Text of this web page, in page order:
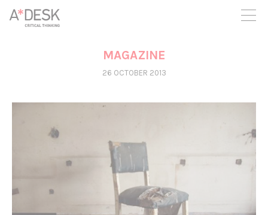
you believe in A*DESK, we need your backing to be able to
continue. You can now participate in the project by supporting
it. You can choose how much you want to contribute to the
You can decide how much you want to bring to the project.
MAGAZINE
26 OCTOBER 2013